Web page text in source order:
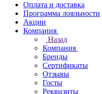
Оплата и доставка
Программа лояльности
Акции
Компания
Назад
Компания
Бренды
Сертификаты
Отзывы
Госты
Реквизиты